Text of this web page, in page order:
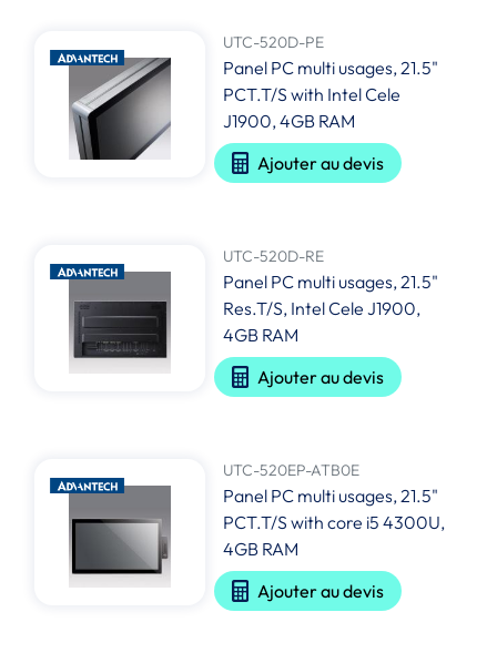
UTC-520D-PE
Panel PC multi usages, 21.5"
PCT.T/S with Intel Cele
J1900, 4GB RAM
Ajouter au devis
UTC-520D-RE
Panel PC multi usages, 21.5"
Res.T/S, Intel Cele J1900,
4GB RAM
Ajouter au devis
UTC-520EP-ATB0E
Panel PC multi usages, 21.5"
PCT.T/S with core i5 4300U,
4GB RAM
Ajouter au devis